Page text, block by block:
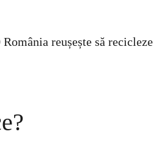
România reușește să